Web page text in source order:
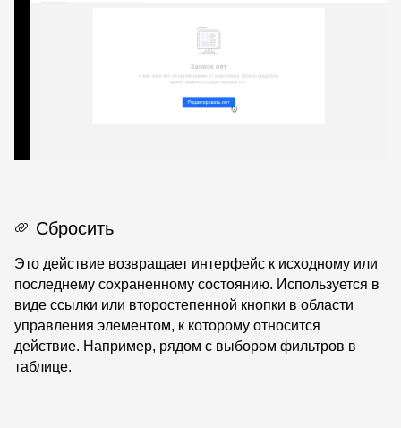
Сбросить
Это действие возвращает интерфейс к исходному или
последнему сохраненному состоянию. Используется в
виде ссылки или второстепенной кнопки в области
управления элементом, к которому относится
действие. Например, рядом с выбором фильтров в
таблице.